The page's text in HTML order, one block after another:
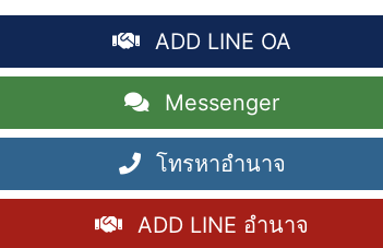
ADD LINE OA
Messenger
โทรหาอำนาจ
ADD LINE อำนาจ